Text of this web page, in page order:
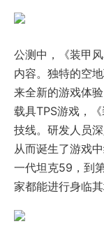
公测中，《装甲
内容。独特的空
来全新的游戏体
载具TPS游戏，
技线。研发人员
从而诞生了游戏
一代坦克59，到
家都能进行身临其